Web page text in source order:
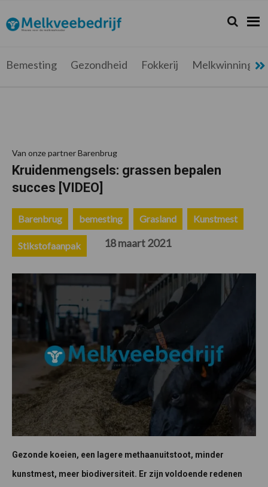
de
hoofdnavigatie
de
hoofd
de
eerste
de
voettekst
Melkveebedrijf.be
Nieuws
melkveehouder
Zoeken...
Zoek
Bemesting Gezondheid Fokkerij Melkwinning
Van onze partner Barenbrug
Kruidenmengsels: grassen bepalen
succes [VIDEO]
Barenbrug bemesting Grasland Kunstmest
Stikstofaanpak 18 maart 2021
Gezonde koeien, een lagere methaanuitstoot, minder
kunstmest, meer biodiversiteit. Er zijn voldoende redenen